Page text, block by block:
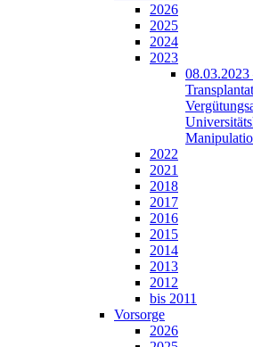
2026
2025
2024
2023
2022
2021
2018
2017
2016
2015
2014
2013
2012
bis 2011
Vorsorge
2026